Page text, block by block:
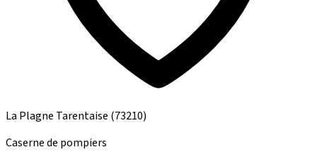
La Plagne Tarentaise (73210)
Caserne de pompiers